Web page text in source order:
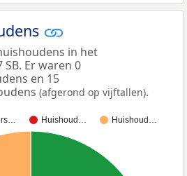
in het
Er waren 0
en 15
(afgerond op vijftallen).
Huishoud… Huishoud…